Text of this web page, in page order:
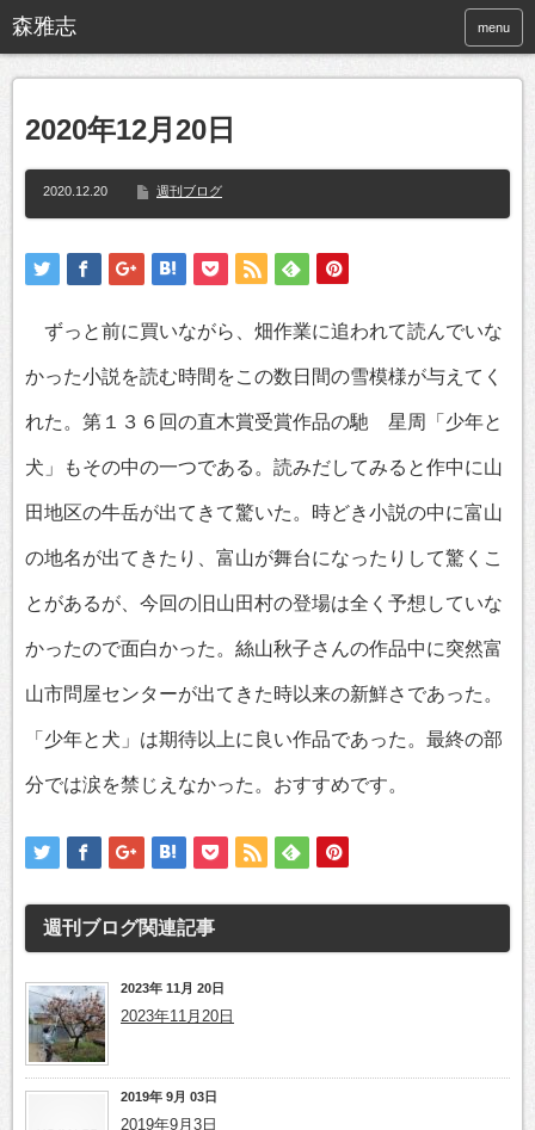
menu
2020年12月20日
2020.12.20 週刊ブログ
ずっと前に買いながら、畑作業に追われて読んでいな
かった小説を読む時間をこの数日間の雪模様が与えてく
れた。第１３６回の直木賞受賞作品の馳 星周「少年と
犬」もその中の一つである。読みだしてみると作中に山
田地区の牛岳が出てきて驚いた。時どき小説の中に富山
の地名が出てきたり、富山が舞台になったりして驚くこ
とがあるが、今回の旧山田村の登場は全く予想していな
かったので面白かった。絲山秋子さんの作品中に突然富
山市問屋センターが出てきた時以来の新鮮さであった。
「少年と犬」は期待以上に良い作品であった。最終の部
分では涙を禁じえなかった。おすすめです。
週刊ブログ関連記事
2023年 11月 20日
2023年11月20日
2019年 9月 03日
2019年9月3日